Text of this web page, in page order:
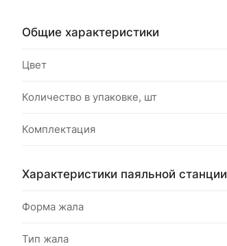
Общие характеристики
Цвет
Количество в упаковке, шт
Комплектация
Характеристики паяльной станции
Форма жала
Тип жала